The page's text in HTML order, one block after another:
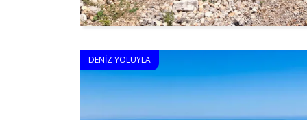
DENIZ YOLUYLA